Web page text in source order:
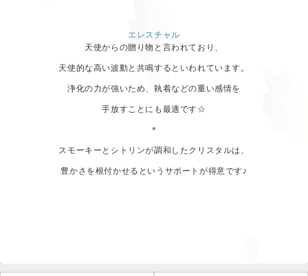
エレスチャル
天使からの贈り物と言われており、
天使的な高い波動と共鳴するといわれています。
浄化の力が強いため、執着などの重い感情を
手放すことにも最適です☆
＊
スモーキーとシトリンが調和したクリスタルは、
豊かさを根付かせるというサポートが得意です♪